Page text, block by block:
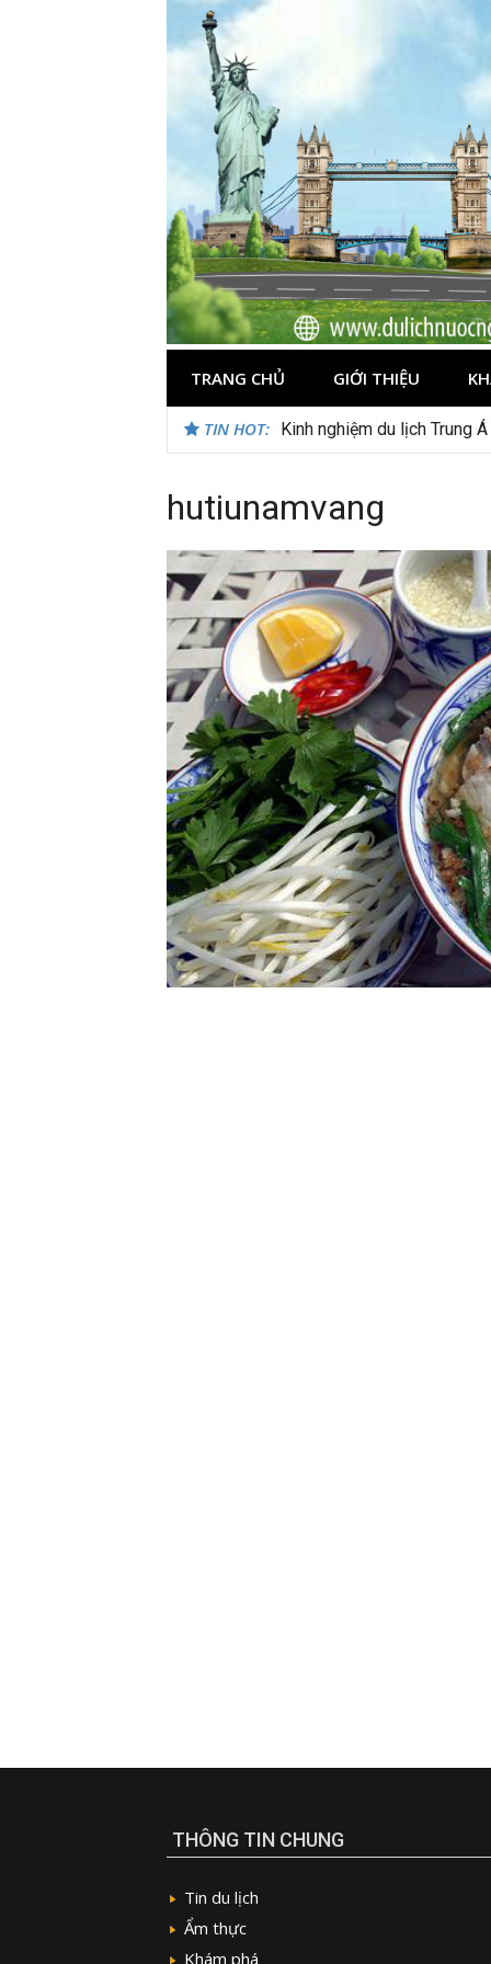
TRANG CHỦ GIỚI THIỆU
TIN HOT: Kinh nghiệm du lịch Trung
Du lịch Maldives – Lần
hutiunamvang
THÔNG TIN CHUNG
Tin du lịch
Ẩm thực
Khám phá